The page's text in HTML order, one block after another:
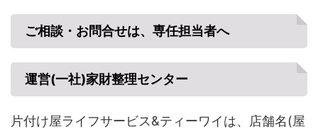
ご相談・お問合せは、専任担当者へ
運営(一社)家財整理センター
片付け屋ライフサービス&ティーワイは、店舗名(屋